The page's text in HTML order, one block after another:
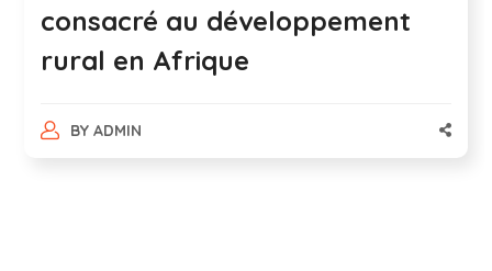
consacré au développement
rural en Afrique
BY ADMIN